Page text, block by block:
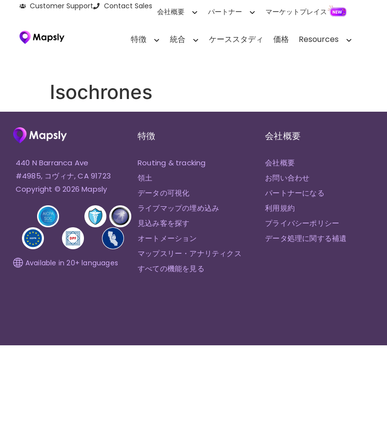
Customer Support Contact Sales
会社概要 パートナー マーケットプレイス
特徴 統合 ケーススタディ 価格 Resources
Isochrones
440 N Barranca Ave
#4985, コヴィナ, CA 91723
Copyright © 2026 Mapsly
Available in 20+ languages
特徴
Routing & tracking
領土
データの可視化
ライブマップの埋め込み
見込み客を探す
オートメーション
マップスリー・アナリティクス
すべての機能を見る
会社概要
会社概要
お問い合わせ
パートナーになる
利用規約
プライバシーポリシー
データ処理に関する補遺